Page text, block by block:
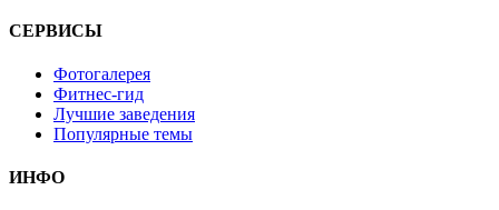
СЕРВИСЫ
Фотогалерея
Фитнес-гид
Лучшие заведения
Популярные темы
ИНФО